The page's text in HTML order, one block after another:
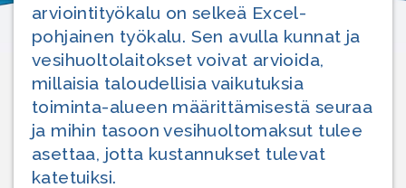
arviointityökalu on selkeä Excel-
pohjainen työkalu. Sen avulla kunnat ja
vesihuoltolaitokset voivat arvioida,
millaisia taloudellisia vaikutuksia
toiminta-alueen määrittämisestä seuraa
ja mihin tasoon vesihuoltomaksut tulee
asettaa, jotta kustannukset tulevat
katetuiksi.